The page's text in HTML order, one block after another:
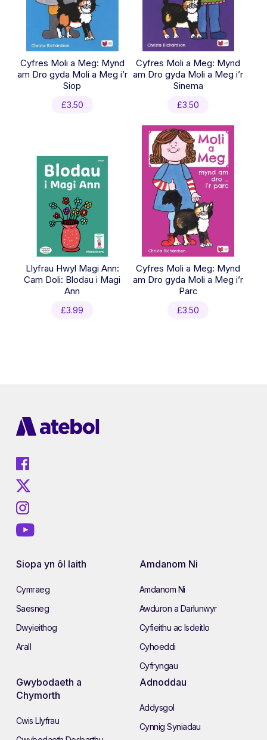
Cyfres Moli a Meg: Mynd
am Dro gyda Moli a Meg i’r
Siop
£3.50
Cyfres Moli a Meg: Mynd
am Dro gyda Moli a Meg i’r
Sinema
£3.50
Llyfrau Hwyl Magi Ann:
Cam Doli: Blodau i Magi
Ann
£3.99
Cyfres Moli a Meg: Mynd
am Dro gyda Moli a Meg i’r
Parc
£3.50
Siopa yn ôl Iaith
Cymraeg
Saesneg
Dwyieithog
Arall
Amdanom Ni
Amdanom Ni
Awduron a Darlunwyr
Cyfieithu ac Isdeitlo
Cyhoeddi
Cyfryngau
Gwybodaeth a
Chymorth
Cwis Llyfrau
Adnoddau
Addysgol
Cynnig Syniadau